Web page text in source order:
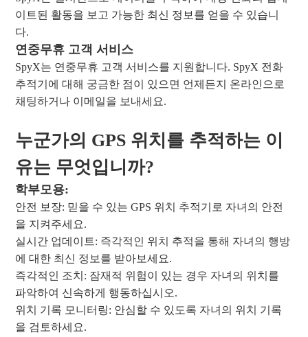
이트된 활동을 보고 가능한 최신 정보를 얻을 수 있습니
다.
연중무휴 고객 서비스
SpyX는 연중무휴 고객 서비스를 지원합니다. SpyX 전화
추적기에 대해 궁금한 점이 있으면 언제든지 온라인으로
채팅하거나 이메일을 보내세요.
누군가의 GPS 위치를 추적하는 이
유는 무엇입니까?
학부모용:
안전 보장: 믿을 수 있는 GPS 위치 추적기로 자녀의 안전
을 지켜주세요.
실시간 업데이트: 즉각적인 위치 추적을 통해 자녀의 행방
에 대한 최신 정보를 받아보세요.
즉각적인 조치: 잠재적 위험이 있는 경우 자녀의 위치를 ​​
파악하여 신속하게 행동하십시오.
위치 기록 모니터링: 안심할 수 있도록 자녀의 위치 기록
을 검토하세요.